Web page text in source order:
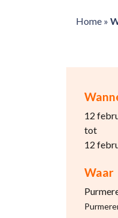
Home»
12
tot
12
Waar